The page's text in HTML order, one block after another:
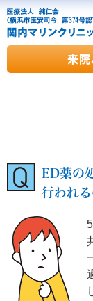
来院
ED薬の
行われる